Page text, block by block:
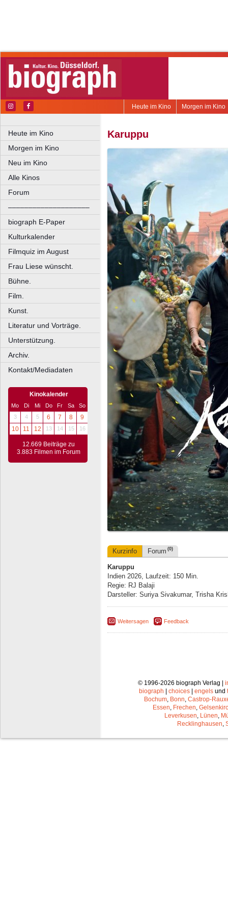
Morgen im Kino
Heute im Kino
Heute im Kino
Morgen im Kino
Neu im Kino
Alle Kinos
Forum
––––––––––––––––––––
biograph E-Paper
Kulturkalender
Filmquiz im August
Frau Liese wünscht.
Bühne.
Film.
Kunst.
Literatur und Vorträge.
Unterstützung.
Archiv.
Kontakt/Mediadaten
Kinokalender
Mo Di Mi Do Fr Sa
So
3
4 5 6 7 8
9
10
11 12 13 14 15 16
12.669 Beiträge zu
3.883 Filmen im Forum
Karuppu
Kurzinfo Forum (0)
Karuppu
Indien 2026, Laufzeit: 150 Min.
Regie: RJ Balaji
Darsteller: Suriya Sivakumar, Trisha
Weitersagen Feedback
© 1996-2026 biograph Verlag |
biograph | choices | engels und
Bochum Bonn Castrop-
Essen Frechen
Leverkusen Lünen
Recklinghausen